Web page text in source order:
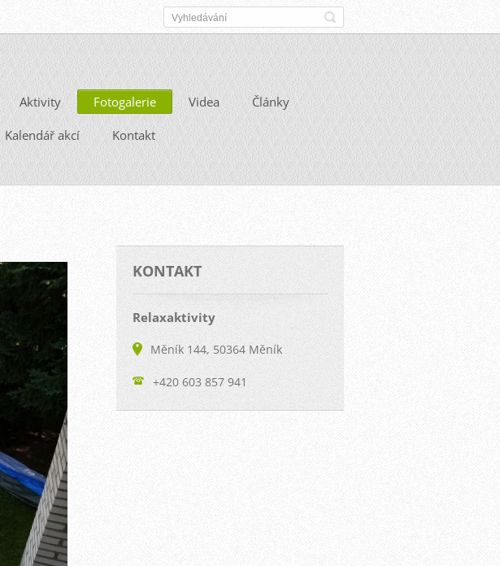
Aktivity Fotogalerie Videa Články
Kalendář akcí Kontakt
KONTAKT
Relaxaktivity
Měník 144, 50364 Měník
+420 603 857 941